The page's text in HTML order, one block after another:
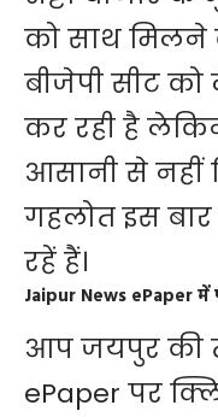
को साथ मिलने
बीजेपी सीट
कर रही है
आसानी से नहीं
गहलोत इस
रहें हैं।
Jaipur News ePaper
आप जयपुर की
ePaper पर